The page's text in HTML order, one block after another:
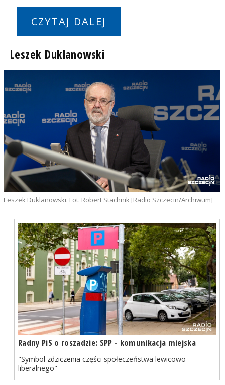
CZYTAJ DALEJ
Leszek Duklanowski
Leszek Duklanowski. Fot. Robert Stachnik [Radio Szczecin/Archiwum]
Radny PiS o roszadzie: SPP - komunikacja miejska
"Symbol zdziczenia części społeczeństwa lewicowo-
liberalnego"